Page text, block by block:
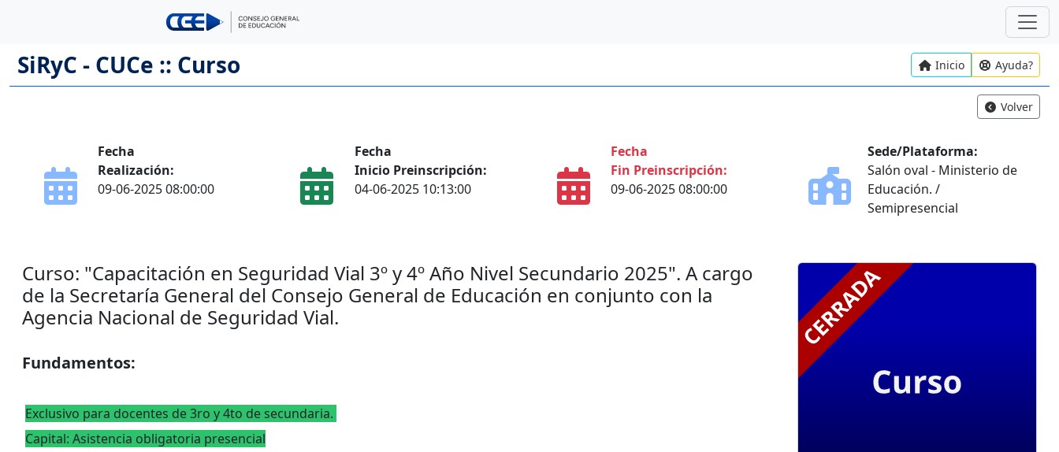
SiRyC - CUCe :: Curso Inicio Ayuda?
Volver
Fecha
Realización:
09-06-2025 08:00:00
Fecha
Inicio Preinscripción:
04-06-2025 10:13:00
Fecha
Fin Preinscripción:
09-06-2025 08:00:00
Sede/Plataforma:
Salón oval - Ministerio de
Educación. /
Semipresencial
Curso: "Capacitación en Seguridad Vial 3º y 4º Año Nivel Secundario 2025". A cargo
de la Secretaría General del Consejo General de Educación en conjunto con la
Agencia Nacional de Seguridad Vial.
Fundamentos:
Exclusivo para docentes de 3ro y 4to de secundaria.
Capital: Asistencia obligatoria presencial